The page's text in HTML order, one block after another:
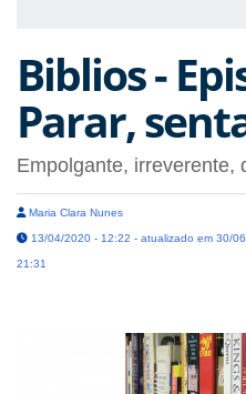
Biblios -
Parar,
Empolgante, irreverente,
Maria Clara Nunes
13/04/2020 - 12:22 - atualizado em 30/
21:31